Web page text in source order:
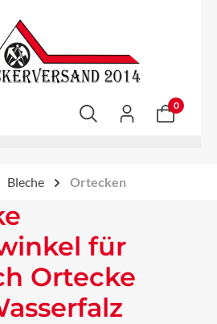
0
Bleche Ortecken
für
Ortecke